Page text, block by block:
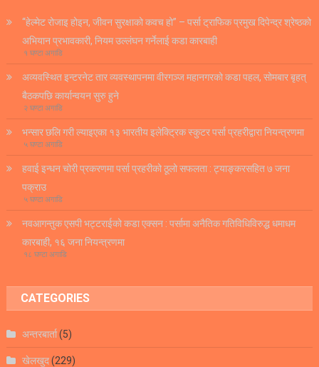
“हेल्मेट रोजाइ होइन, जीवन सुरक्षाको कवच हो” – पर्सा ट्राफिक प्रमुख दिपेन्द्र श्रेष्ठको
अभियान प्रभावकारी, नियम उल्लंघन गर्नेलाई कडा कारबाही
१ घण्टा अगाडि
अव्यवस्थित इन्टरनेट तार व्यवस्थापनमा वीरगञ्ज महानगरको कडा पहल, सोमबार बृहत्
बैठकपछि कार्यान्वयन सुरु हुने
२ घण्टा अगाडि
भन्सार छलि गरी ल्याइएका १३ भारतीय इलेक्ट्रिक स्कुटर पर्सा प्रहरीद्वारा नियन्त्रणमा
५ घण्टा अगाडि
हवाई इन्धन चोरी प्रकरणमा पर्सा प्रहरीको ठूलो सफलता : ट्याङ्करसहित ७ जना
पक्राउ
५ घण्टा अगाडि
नवआगन्तुक एसपी भट्टराईको कडा एक्सन : पर्सामा अनैतिक गतिविधिविरुद्ध धमाधम
कारबाही, १६ जना नियन्त्रणमा
१८ घण्टा अगाडि
CATEGORIES
अन्तरबार्ता(5)
खेलखुद(229)